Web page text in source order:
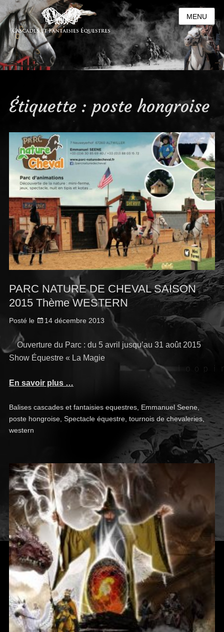
MENU
Étiquette : poste hongroise
PARC NATURE DE CHEVAL SAISON
2015 Thème WESTERN
Posté le 14 décembre 2013
Ouverture du Parc : du 5 avril jusqu’au 31 août 2015
Show Équestre « La Magie
En savoir plus …
Balises cascades et fantaisies equestres, Emmanuel Seene,
poste hongroise, Spectacle équestre, tournois de chevaleries,
western